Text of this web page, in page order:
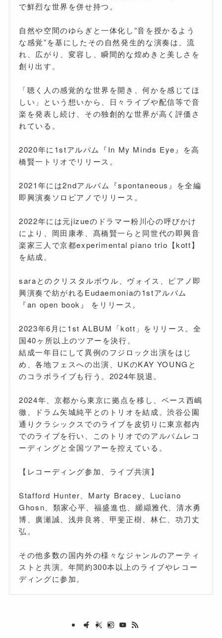
で鮮烈な世界を併せ持つ。
自然や空間のゆらぎと一体化し”音を授かるよう
な感覚”を基にしたその自然発生的な演奏は、流
れ、広がり、変容し、瞬間的な煌めきと美しさを
創り出す。
「聴く人の感覚的な世界を開き、何かを感じてほ
しい」という想いから、日々ライブや配信等で音
楽を発表し続け、その独創的な世界が高く評価さ
れている。
2020年に1stアルバム『In My Minds Eye』を高
橋賢一トリオでリリース。
2021年には2ndアルバム『spontaneous』を全編
即興演奏ソロピアノでリリース。
2022年には元jizueのドラマー粉川心の呼びかけ
により、岡田康孝、髙橋賢一らと同世代の即興音
楽家三人で京都experimental piano trio【kott】
を結成。
saraとのクリスタルボウル、ヴォイス、ピアノ即
興演奏で紡がれるEudaemoniaの1stアルバム
『an open book』 をリリース。
2023年6月に1st ALBUM「kott」をリリース。全
国40ヶ所以上のツアーを決行。
結成一年目にして異例のフジロック出演をはじ
め、各地フェスへの出演、UKのKAY YOUNGと
のコラボライブも行う。2024年脱退。
2024年、京都から東京に拠点を移し、ベース西嶋
徹、ドラム矢城純平とのトリオを結成。渋谷公園
通りクラシックスでのライブを皮切りに東京都内
でのライブを行い、このトリオでのアルバムレコ
ーディングと全国ツアーを控えている。
【レコーディング参加、ライブ共演】
Stafford Hunter、Marty Bracey、Luciano
Ghosn、類家心平、福盛進也、纐纈雅代、清水勇
博、廣瀬誠、浅井良将、甲斐正樹、林仁、功刀丈
弘。
その他多数の国内外の様々なジャンルのアーティ
ストと共演。年間約300本以上のライブやレコー
ディングに参加。